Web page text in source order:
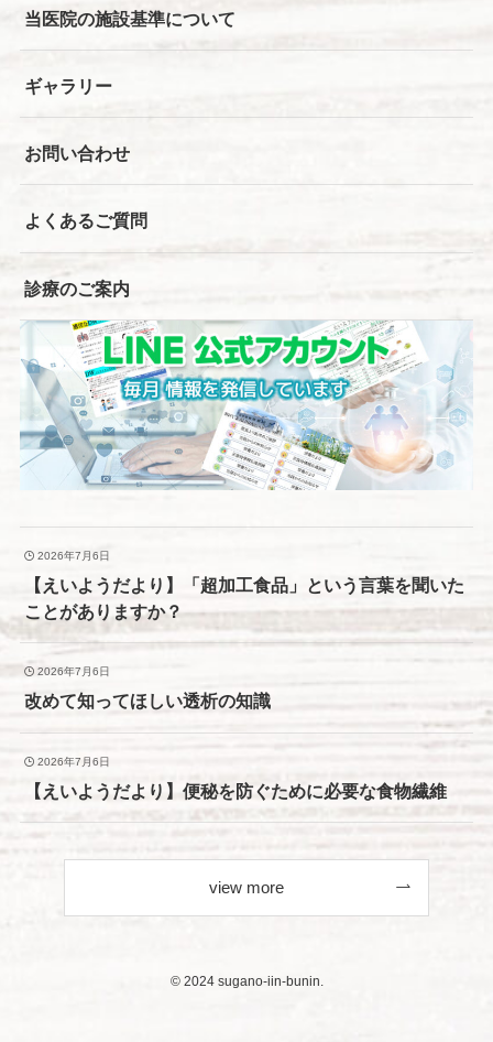
当医院の施設基準について
ギャラリー
お問い合わせ
よくあるご質問
診療のご案内
2026年7月6日
【えいようだより】「超加工食品」という言葉を聞いた
ことがありますか？
2026年7月6日
改めて知ってほしい透析の知識
2026年7月6日
【えいようだより】便秘を防ぐために必要な食物繊維
view more
©2024 sugano-iin-bunin.